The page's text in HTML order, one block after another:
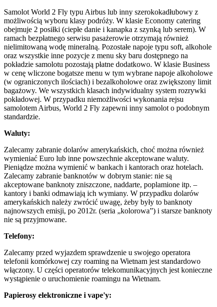
Samolot World 2 Fly typu Airbus lub inny szerokokadłubowy z
możliwością wyboru klasy podróży. W klasie Economy catering
obejmuje 2 posiłki (ciepłe danie i kanapka z szynką lub serem). W
ramach bezpłatnego serwisu pasażerowie otrzymają również
nielimitowaną wodę mineralną. Pozostałe napoje typu soft, alkohole
oraz wszystkie inne pozycje z menu sky baru dostępnego na
pokładzie samolotu pozostają płatne dodatkowo. W klasie Business
w cenę wliczone bogatsze menu w tym wybrane napoje alkoholowe
(w ograniczonych ilościach) i bezalkoholowe oraz zwiększony limit
bagażowy. We wszystkich klasach indywidualny system rozrywki
pokładowej. W przypadku niemożliwości wykonania rejsu
samolotem Airbus, World 2 Fly zapewni inny samolot o podobnym
standardzie.
Waluty:
Zalecamy zabranie dolarów amerykańskich, choć można również
wymieniać Euro lub inne powszechnie akceptowane waluty.
Pieniądze można wymienić w bankach i kantorach oraz hotelach.
Zalecamy zabranie banknotów w dobrym stanie: nie są
akceptowane banknoty zniszczone, naddarte, poplamione itp. –
kantory i banki odmawiają ich wymiany. W przypadku dolarów
amerykańskich należy zwrócić uwagę, żeby były to banknoty
najnowszych emisji, po 2012r. (seria „kolorowa”) i starsze banknoty
nie są przyjmowane.
Telefony:
Zalecamy przed wyjazdem sprawdzenie u swojego operatora
telefonii komórkowej czy roaming na Wietnam jest standardowo
włączony. U części operatorów telekomunikacyjnych jest konieczne
wystąpienie o uruchomienie roamingu na Wietnam.
Papierosy elektroniczne i vape'y: